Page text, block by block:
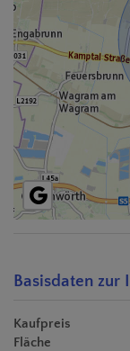
Basisdaten zur
Kaufpreis
Fläche